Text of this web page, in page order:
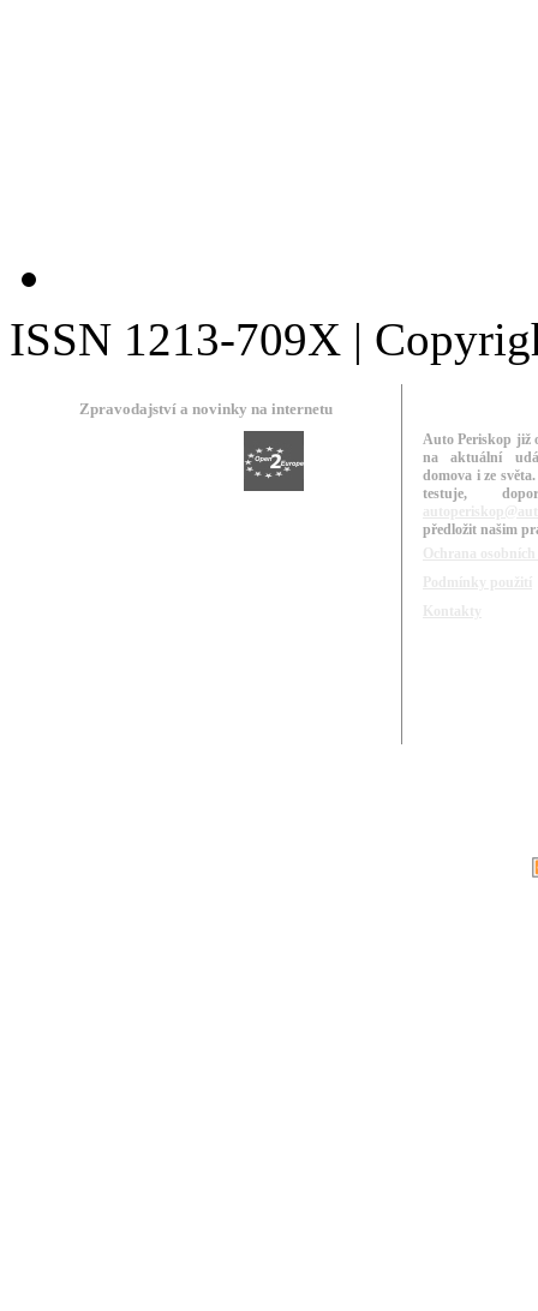
ISSN 1213-709X |
Zpravodajství a novinky na internetu
Auto Periskop již
na aktuální
domova i ze
testuje,
předložit našim